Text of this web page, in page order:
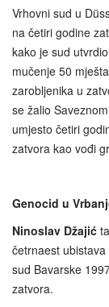
Vrhovni sud u
na četiri godine
kako je sud
mučenje 50
zarobljenika u
se žalio
umjesto četiri
zatvora kao vođi
Genocid u
Ninoslav Džajić
četrnaest
sud Bavarske
zatvora.